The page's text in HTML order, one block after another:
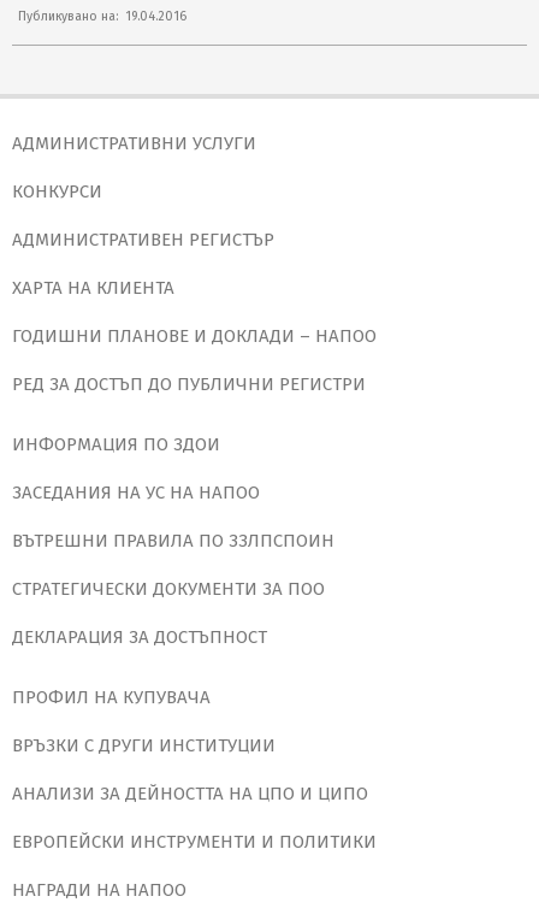
Публикувано на: 19.04.2016
АДМИНИСТРАТИВНИ УСЛУГИ
КОНКУРСИ
АДМИНИСТРАТИВЕН РЕГИСТЪР
ХАРТА НА КЛИЕНТА
ГОДИШНИ ПЛАНОВЕ И ДОКЛАДИ – НАПОО
РЕД ЗА ДОСТЪП ДО ПУБЛИЧНИ РЕГИСТРИ
ИНФОРМАЦИЯ ПО ЗДОИ
ЗАСЕДАНИЯ НА УС НА НАПОО
ВЪТРЕШНИ ПРАВИЛА ПО ЗЗЛПСПОИН
СТРАТЕГИЧЕСКИ ДОКУМЕНТИ ЗА ПОО
ДЕКЛАРАЦИЯ ЗА ДОСТЪПНОСТ
ПРОФИЛ НА КУПУВАЧА
ВРЪЗКИ С ДРУГИ ИНСТИТУЦИИ
АНАЛИЗИ ЗА ДЕЙНОСТТА НА ЦПО И ЦИПО
ЕВРОПЕЙСКИ ИНСТРУМЕНТИ И ПОЛИТИКИ
НАГРАДИ НА НАПОО